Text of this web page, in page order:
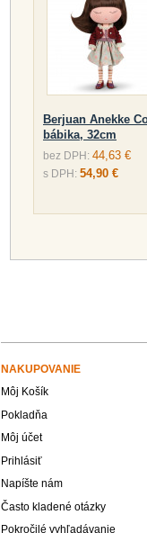
Berjuan Anekke
bábika, 32cm
bez DPH: 44,63 €
s DPH: 54,90 €
NAKUPOVANIE
Môj Košík
Pokladňa
Môj účet
Prihlásiť
Napíšte nám
Často kladené otázky
Pokročilé vyhľadávanie